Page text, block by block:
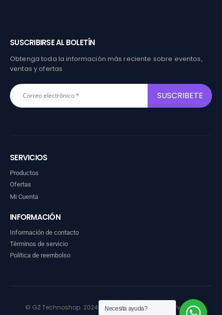
SUSCRIBIRSE AL BOLETÍN
Obtenga toda la información más reciente sobre eventos,
ventas y ofertas
SERVICIOS
Productos
Ofertas
Mi Cuenta
INFORMACIÓN
Información de contacto
Términos de servicio
Política de reembolso
© GZ Technoshop. 2024. Todos los derechos reservados
Necesita ayuda?